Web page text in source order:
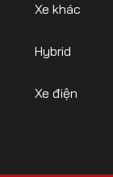
Xe khác
Hybrid
Xe điện